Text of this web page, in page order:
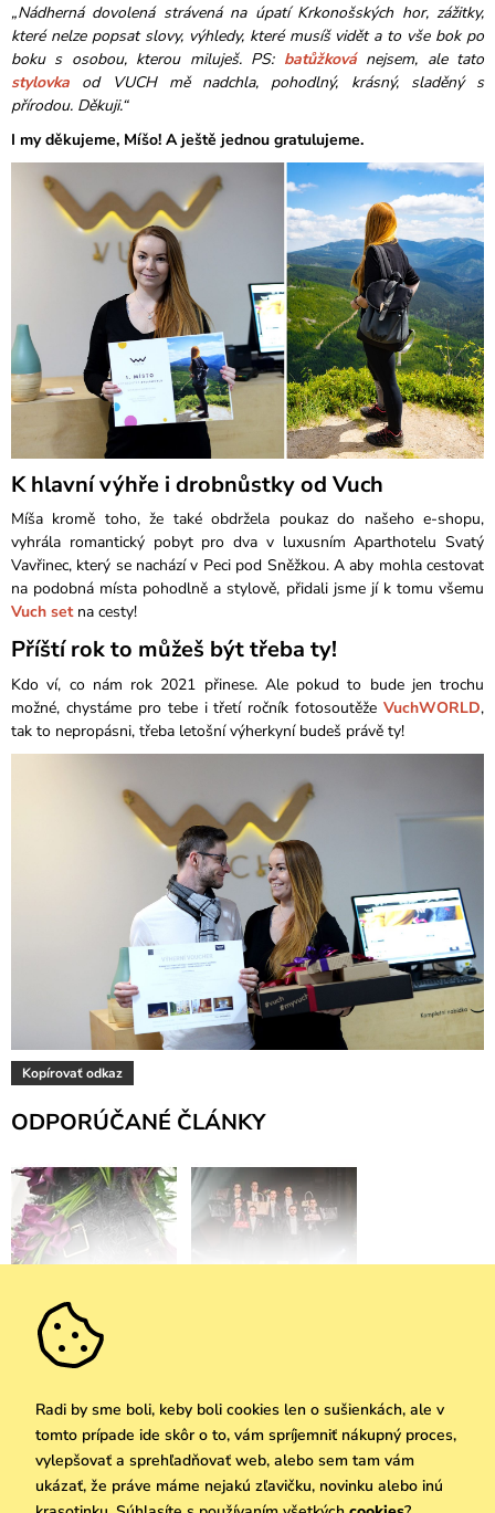
„Nádherná dovolená strávená na úpatí Krkonošských hor, zážitky,
které nelze popsat slovy, výhledy, které musíš vidět a to vše bok po
boku s osobou, kterou miluješ. PS: batůžkovánejsem, ale tato
stylovka od VUCH mě nadchla, pohodlný, krásný, sladěný s
přírodou. Děkuji.“
I my děkujeme, Míšo! A ještě jednou gratulujeme.
K hlavní výhře i drobnůstky od Vuch
Míša kromě toho, že také obdržela poukaz do našeho e-shopu,
vyhrála romantický pobyt pro dva v luxusním Aparthotelu Svatý
Vavřinec, který se nachází v Peci pod Sněžkou. A aby mohla cestovat
na podobná místa pohodlně a stylově, přidali jsme jí k tomu všemu
Vuch setna cesty!
Příští rok to můžeš být třeba ty!
Kdo ví, co nám rok 2021 přinese. Ale pokud to bude jen trochu
možné, chystáme pro tebe i třetí ročník fotosoutěže VuchWORLD,
tak to nepropásni, třeba letošní výherkyní budeš právě ty!
Kopírovať odkaz
ODPORÚČANÉ ČLÁNKY
Bratislavské módne dni:
Spojenie dizajnu s
divokou prírodou
Radi by sme boli, keby boli cookies len o sušienkách, ale v
tomto prípade ide skôr o to, vám spríjemniť nákupný proces,
vylepšovať a sprehľadňovať web, alebo sem tam vám
ukázať, že práve máme nejakú zľavičku, novinku alebo inú